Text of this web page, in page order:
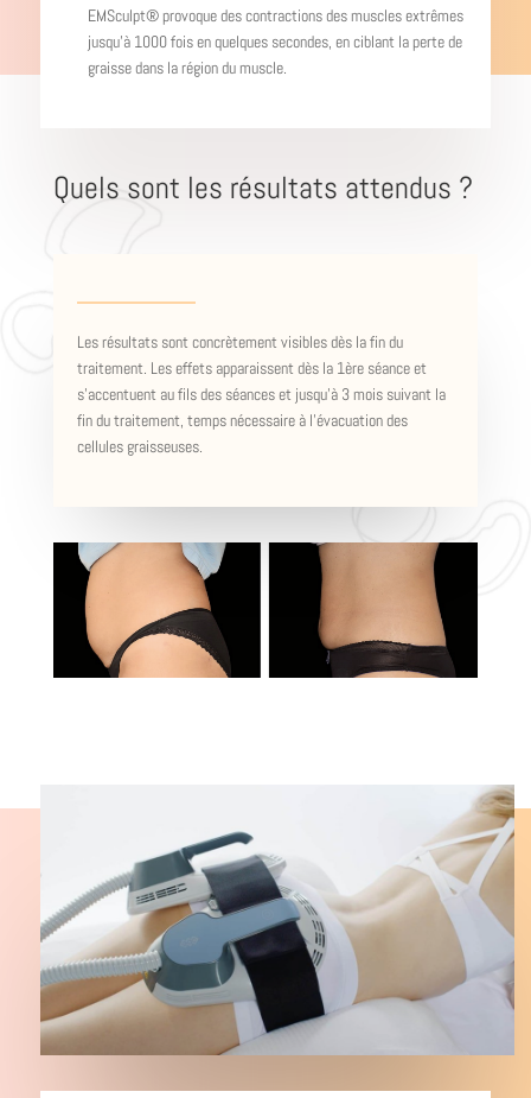
EMSculpt® provoque des contractions des muscles extrêmes
jusqu’à 1000 fois en quelques secondes, en ciblant la perte de
graisse dans la région du muscle.
Quels sont les résultats attendus ?
Les résultats sont concrètement visibles dès la fin du
traitement. Les effets apparaissent dès la 1ère séance et
s’accentuent au fils des séances et jusqu’à 3 mois suivant la
fin du traitement, temps nécessaire à l’évacuation des
cellules graisseuses.